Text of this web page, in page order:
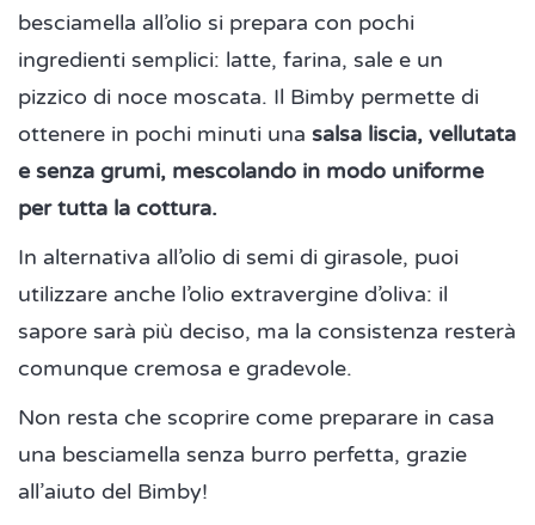
besciamella all’olio si prepara con pochi
ingredienti semplici: latte, farina, sale e un
pizzico di noce moscata. Il Bimby permette di
ottenere in pochi minuti una salsa liscia, vellutata
e senza grumi, mescolando in modo uniforme
per tutta la cottura.
In alternativa all’olio di semi di girasole, puoi
utilizzare anche l’olio extravergine d’oliva: il
sapore sarà più deciso, ma la consistenza resterà
comunque cremosa e gradevole.
Non resta che scoprire come preparare in casa
una besciamella senza burro perfetta, grazie
all’aiuto del Bimby!